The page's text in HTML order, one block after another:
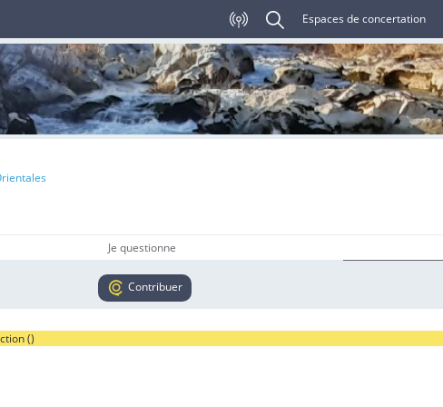
Espaces de concertation
Je questionne
Contribuer
()